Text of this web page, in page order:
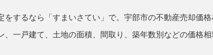
をするなら「すまいさてい」で。宇部市の不動産売却価
、一戸建て、土地の面積、間取り、築年数別などの価格